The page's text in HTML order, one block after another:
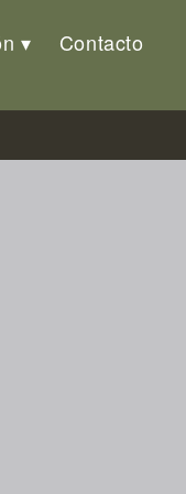
Contacto